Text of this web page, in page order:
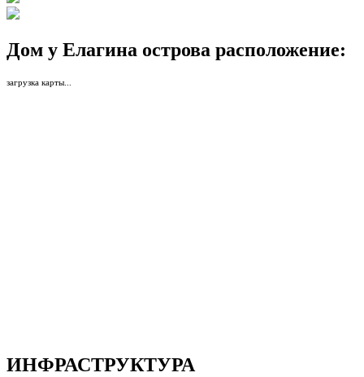
Дом у Елагина острова расположение:
загрузка карты...
ИНФРАСТРУКТУРА